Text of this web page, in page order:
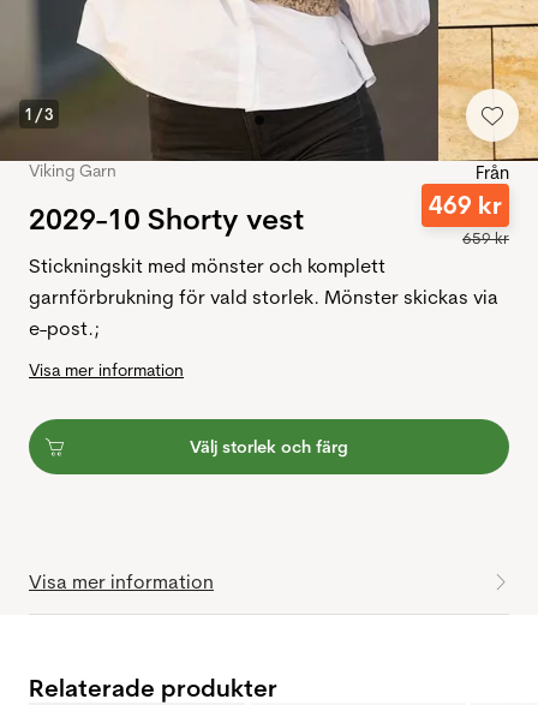
1 /3
Viking Garn
2029-10 Shorty vest
Från
469 kr
659kr
Stickningskit med mönster och komplett
garnförbrukning för vald storlek. Mönster skickas via
e-post.;
Visa mer information
Välj storlek och färg
Visa mer information
Relaterade produkter